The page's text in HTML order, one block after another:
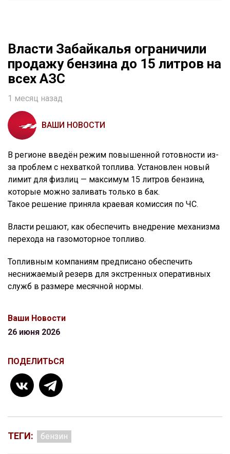
Власти Забайкалья ограничили
продажу бензина до 15 литров на
всех АЗС
1 месяц назад
ВАШИ НОВОСТИ
В регионе введён режим повышенной готовности из-
за проблем с нехваткой топлива. Установлен новый
лимит для физлиц — максимум 15 литров бензина,
которые можно заливать только в бак.
Такое решение приняла краевая комиссия по ЧС.
Власти решают, как обеспечить внедрение механизма
перехода на газомоторное топливо.
Топливным компаниям предписано обеспечить
неснижаемый резерв для экстренных оперативных
служб в размере месячной нормы.
Ваши Новости
26 июня 2026
ПОДЕЛИТЬСЯ
ТЕГИ: бензин